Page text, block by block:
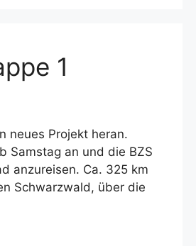
1
neues Projekt heran.
Samstag an und die BZS
anzureisen. Ca. 325 km
Schwarzwald, über die